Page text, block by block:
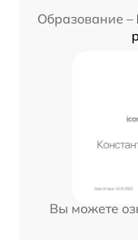
Образование –
Вы можете